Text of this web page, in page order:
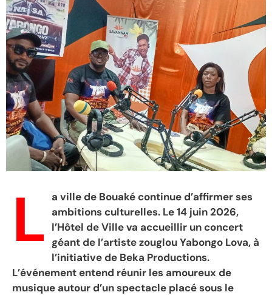
L a ville de Bouaké continue d’affirmer ses
ambitions culturelles. Le 14 juin 2026,
l’Hôtel de Ville va accueillir un concert
géant de l’artiste zouglou Yabongo Lova, à
l’initiative de Beka Productions.
L’événement entend réunir les amoureux de
musique autour d’un spectacle placé sous le